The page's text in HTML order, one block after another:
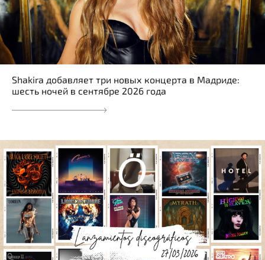
Shakira добавляет три новых концерта в Мадриде:
шесть ночей в сентябре 2026 года